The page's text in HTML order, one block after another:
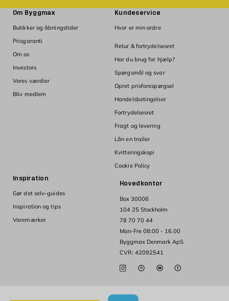
Hovedkontor
Box 30006
104 25 Stockholm
78 70 70 44
Man-Fre 08:00 - 16.00
Byggmax Denmark ApS
CVR: 42092541
Om Byggmax
Butikker og åbningstider
Prisgaranti
Om os
Investors
Vores værdier
Bliv medlem
Kundeservice
Hvor er min ordre
Retur & fortrydelsesret
Har du brug for hjælp?
Spørgsmål og svar
Opret prisforespørgsel
Handelsbetingelser
Fortrydelsesret
Fragt og levering
Lån en trailer
Kvitteringskopi
Cookie Policy
Inspiration
Gør det selv-guides
Inspiration og tips
Varemærker